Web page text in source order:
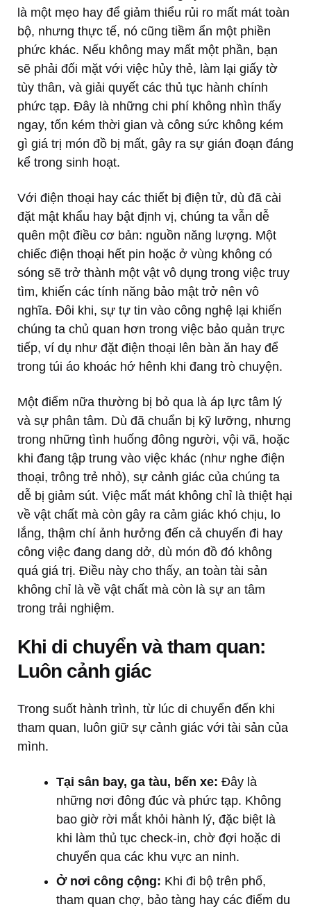
là một mẹo hay để giảm thiểu rủi ro mất mát toàn
bộ, nhưng thực tế, nó cũng tiềm ẩn một phiền
phức khác. Nếu không may mất một phần, bạn
sẽ phải đối mặt với việc hủy thẻ, làm lại giấy tờ
tùy thân, và giải quyết các thủ tục hành chính
phức tạp. Đây là những chi phí không nhìn thấy
ngay, tốn kém thời gian và công sức không kém
gì giá trị món đồ bị mất, gây ra sự gián đoạn đáng
kể trong sinh hoạt.
Với điện thoại hay các thiết bị điện tử, dù đã cài
đặt mật khẩu hay bật định vị, chúng ta vẫn dễ
quên một điều cơ bản: nguồn năng lượng. Một
chiếc điện thoại hết pin hoặc ở vùng không có
sóng sẽ trở thành một vật vô dụng trong việc truy
tìm, khiến các tính năng bảo mật trở nên vô
nghĩa. Đôi khi, sự tự tin vào công nghệ lại khiến
chúng ta chủ quan hơn trong việc bảo quản trực
tiếp, ví dụ như đặt điện thoại lên bàn ăn hay để
trong túi áo khoác hớ hênh khi đang trò chuyện.
Một điểm nữa thường bị bỏ qua là áp lực tâm lý
và sự phân tâm. Dù đã chuẩn bị kỹ lưỡng, nhưng
trong những tình huống đông người, vội vã, hoặc
khi đang tập trung vào việc khác (như nghe điện
thoại, trông trẻ nhỏ), sự cảnh giác của chúng ta
dễ bị giảm sút. Việc mất mát không chỉ là thiệt hại
về vật chất mà còn gây ra cảm giác khó chịu, lo
lắng, thậm chí ảnh hưởng đến cả chuyến đi hay
công việc đang dang dở, dù món đồ đó không
quá giá trị. Điều này cho thấy, an toàn tài sản
không chỉ là về vật chất mà còn là sự an tâm
trong trải nghiệm.
Khi di chuyển và tham quan:
Luôn cảnh giác
Trong suốt hành trình, từ lúc di chuyển đến khi
tham quan, luôn giữ sự cảnh giác với tài sản của
mình.
Tại sân bay, ga tàu, bến xe: Đây là
những nơi đông đúc và phức tạp. Không
bao giờ rời mắt khỏi hành lý, đặc biệt là
khi làm thủ tục check-in, chờ đợi hoặc di
chuyển qua các khu vực an ninh.
Ở nơi công cộng: Khi đi bộ trên phố,
tham quan chợ, bảo tàng hay các điểm du